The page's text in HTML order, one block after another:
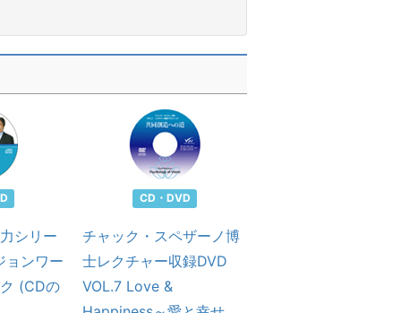
シリー
ョンワー
(CDの
CD・DVD
チャック・スペザーノ博
士レクチャー収録DVD
VOL.7 Love &